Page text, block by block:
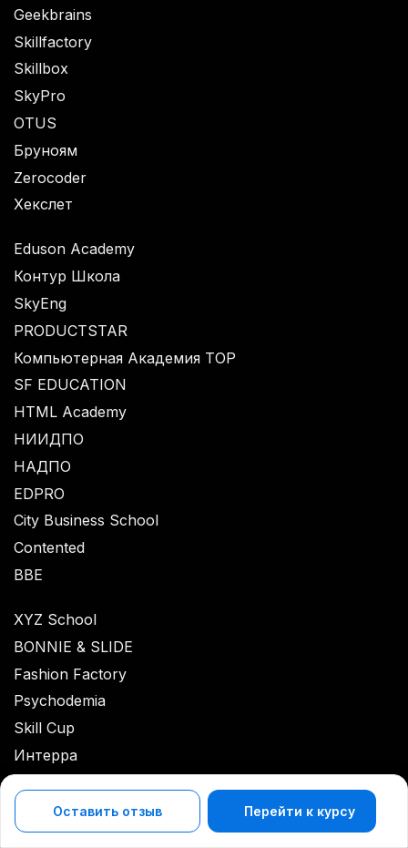
Оставить отзыв Перейти к курсу
Geekbrains
Skillfactory
Skillbox
SkyPro
OTUS
Бруноям
Zerocoder
Хекслет
Eduson Academy
Контур Школа
SkyEng
PRODUCTSTAR
Компьютерная Академия TOP
SF EDUCATION
HTML Academy
НИИДПО
НАДПО
EDPRO
City Business School
Contented
BBE
XYZ School
BONNIE & SLIDE
Fashion Factory
Psychodemia
Skill Cup
Интерра
Викиум
Karpov courses